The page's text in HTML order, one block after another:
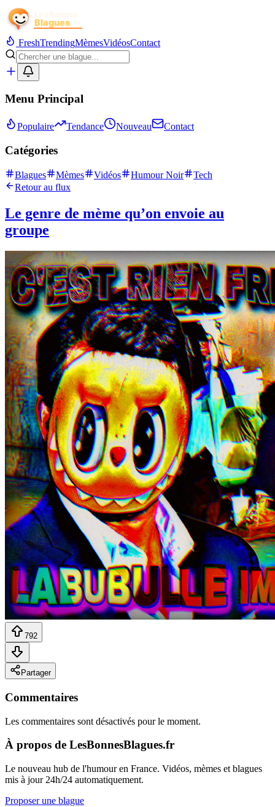
FreshTrendingMèmesVidéosContact
Menu Principal
Populaire Tendance Nouveau Contact
Catégories
Blagues Mèmes Vidéos Humour Noir
Tech
Retour au flux
Le genre de mème qu’on envoie au
groupe
792
Partager
Commentaires
Les commentaires sont désactivés pour le moment.
À propos de LesBonnesBlagues.fr
Le nouveau hub de l'humour en France. Vidéos, mèmes et blagues
mis à jour 24h/24 automatiquement.
Proposer une blague